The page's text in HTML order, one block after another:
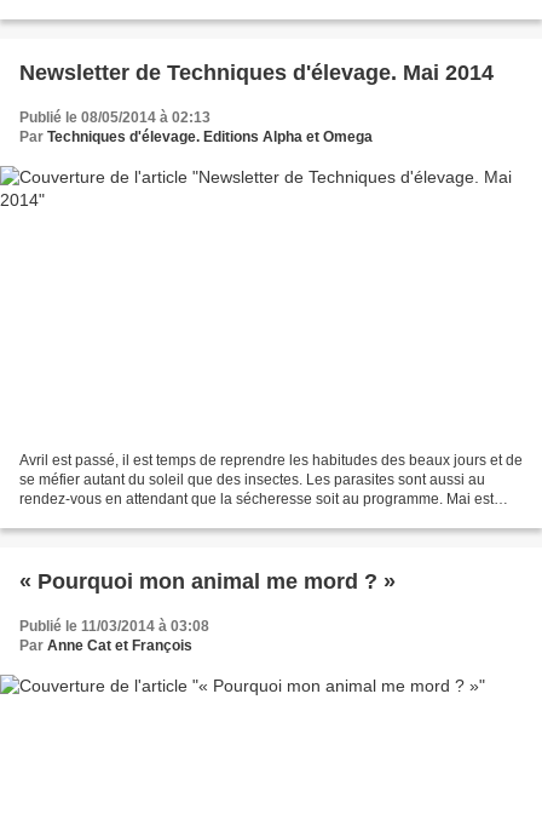
Newsletter de Techniques d'élevage. Mai 2014
Publié le 08/05/2014 à 02:13
Par Techniques d'élevage. Editions Alpha et Omega
Avril est passé, il est temps de reprendre les habitudes des beaux jours et de
se méfier autant du soleil que des insectes. Les parasites sont aussi au
rendez-vous en attendant que la sécheresse soit au programme. Mai est
« Pourquoi mon animal me mord ? »
Publié le 11/03/2014 à 03:08
Par Anne Cat et François